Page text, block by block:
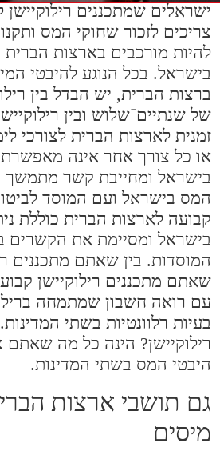
ישראלים שמתכננים
צריכים לזכור שחוקי המס
להיות מורכבים בארצות
בישראל. בכל הנוגע להיבטי
ברצות הברית, יש הבדל בין
של שנתיים־שלוש ובין
זמנית לארצות הברית לצורכי
או כל צורך אחר אינה מאפשרת
בישראל ומחייבת קשר מתמשך
המס בישראל ועם המוסד
קבועה לארצות הברית כוללת
בישראל ומסיימת את הקשרים
המוסדות. בין שאתם מתכננים
שאתם מתכננים רילוקיישן
עם רואה חשבון שמתמחה
בעיות רלוונטיות בשתי
רילוקיישן? הינה כל מה שאתם
היבטי המס בשתי המדינות.
גם תושבי ארצות
מיסים